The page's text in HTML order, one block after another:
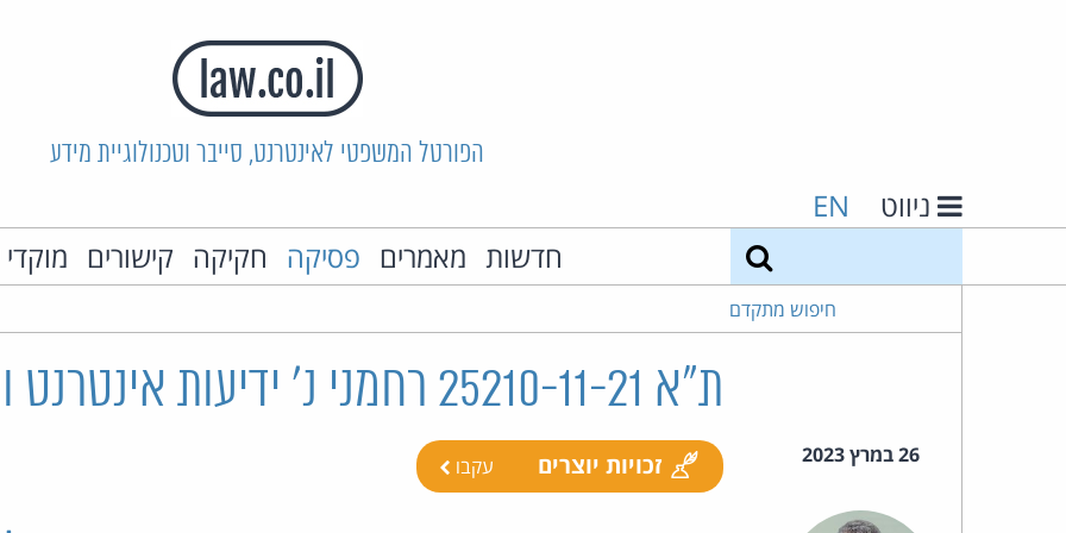
הפורטל המשפטי לאינטרנט, סייבר וטכנולוגיית מידע
ניווט EN
חדשות מאמרים פסיקה חקיקה קישורים
חיפוש מתקדם
ת"א 25210-11-21 רחמני נ' ידיעות אינטרנט ואח'
26 במרץ 2023 זכויות יוצרים עקבו